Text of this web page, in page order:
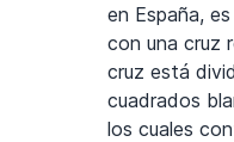
en España,
con una cruz
cruz está
cuadrados
los cuales